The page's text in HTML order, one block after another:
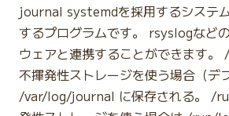
journal systemdを採用するシステ
するプログラムです。 rsyslogなど
ウェアと連携することができます
不揮発性ストレージを使う場合（デ
/var/log/journal に保存される。 /